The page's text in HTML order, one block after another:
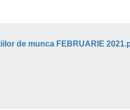
de munca FEBRUARIE